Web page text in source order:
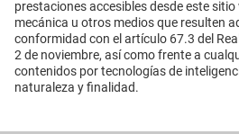
prestaciones accesibles desde este
mecánica u otros medios que resulten
conformidad con el artículo 67.3 del
2 de noviembre, así como frente a
contenidos por tecnologías de
naturaleza y finalidad.